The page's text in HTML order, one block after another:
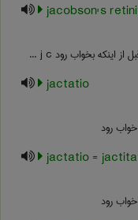
jacobson's
jactatio
رود
jactatio =
رود